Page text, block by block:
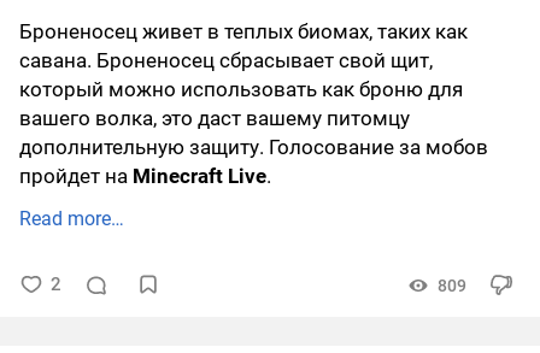
Броненосец живет в теплых биомах, таких как
савана. Броненосец сбрасывает свой щит,
который можно использовать как броню для
вашего волка, это даст вашему питомцу
дополнительную защиту. Голосование за мобов
пройдет на Minecraft Live.
Read more…
2 809